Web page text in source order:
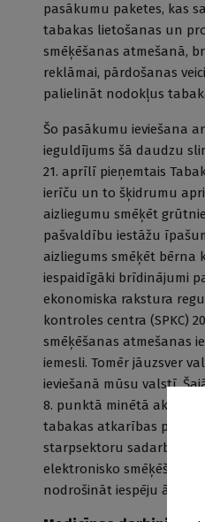
pasākumu paketes, kas
tabakas lietošanas un
smēķēšanas atmešanā,
reklāmai, pārdošanas
palielināt nodokļus
Šo pasākumu ieviešana
ieguldījums šā daudzu
21. aprīlī pieņemtais
ierīču un to šķidrumu
aizliegumu smēķēt
pašvaldību iestāžu
aizliegums smēķēt bērna
iespaidīgāki brīdinājumi
ekonomiska rakstura
kontroles centra (SPKC)
smēķēšanas atmešanas
iemesli. Tomēr jāuzsver
ieviešanā mūsu valstī.
8. punktā minētā
tabakas atkarības
starpsektoru sadarbību
elektronisko
nodrošināt iespēju